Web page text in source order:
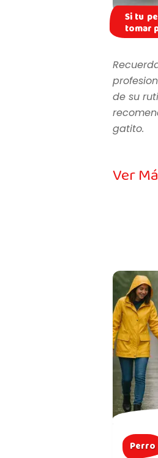
Si tu
tomar
de su
gatito.
Ver
Perro